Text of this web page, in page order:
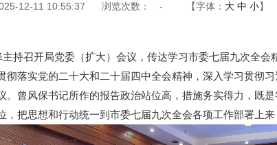
12-11 10:55:37 浏览次数： - 【字体： 大 中 小】
持召开局党委（扩大）会议，传达学习市委七届九次全会
实党的二十大和二十届四中全会精神，深入学习贯彻
曾风保书记所作的报告政治站位高，措施务实得力，既
把思想和行动统一到市委七届九次全会各项工作部署上